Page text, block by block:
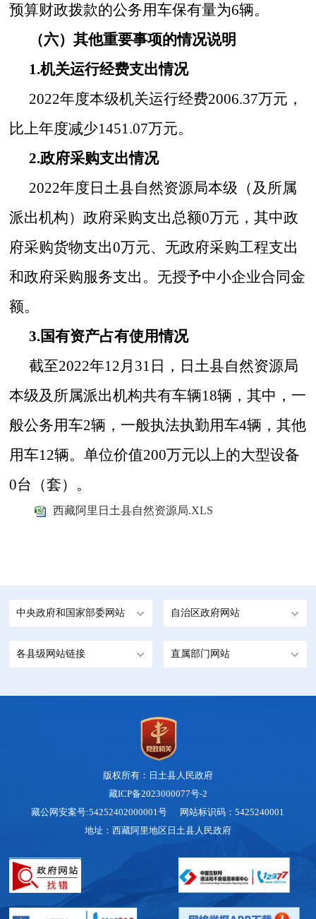
预算财政拨款的公务用车保有量为6辆。
（六）其他重要事项的情况说明
1.机关运行经费支出情况
2022年度本级机关运行经费2006.37万元 ，
比上年度减少1451.07万元。
2.政府采购支出情况
2022年度 日土县自然资源局本级 （及所属
派出机构）政府采购支出总额0万元 ，其中政
府采购货物支出0万元、 无政府采购工程支出
和政府采购服务支出。无授予中小企业合同金
额。
3.国有资产占有使用情况
截至2022年12月31日 ，日土县自然资源局
本级及所属派出机构共有车辆18辆 ，其中，一
般公务用车2辆 ，一般执法执勤用车4辆 ，其他
用车12辆。单位价值200万元以上的大型设备
0台 （套）。
西藏阿里日土县自然资源局.XLS
中央政府和国家部委网站 自治区政府网站
各县级网站链接 直属部门网站
版权所有：日土县人民政府
藏ICP备2023000077号-2
藏公网安案号:54252402000001号 网站标识码：5425240001
地址：西藏阿里地区日土县人民政府